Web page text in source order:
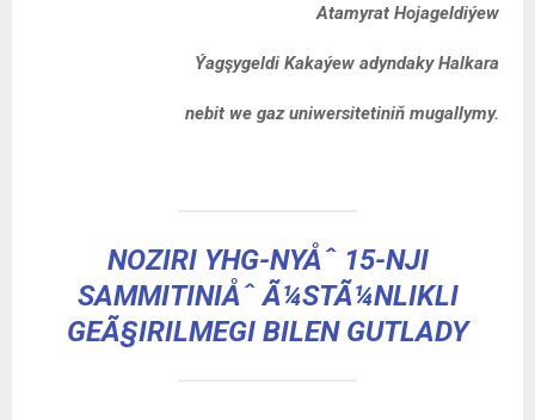
Atamyrat Hojageldiýew
Ýagşygeldi Kakaýew adyndaky Halkara
nebit we gaz uniwersitetiniň mugallymy.
NOZIRI YHG-NYÅˆ 15-NJI
SAMMITINIÅˆ Ã¼STÃ¼NLIKLI
GEÃ§IRILMEGI BILEN GUTLADY